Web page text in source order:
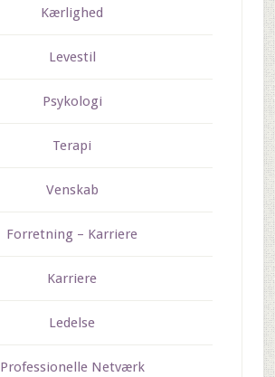
Kærlighed
Levestil
Psykologi
Terapi
Venskab
Forretning – Karriere
Karriere
Ledelse
Professionelle Netværk